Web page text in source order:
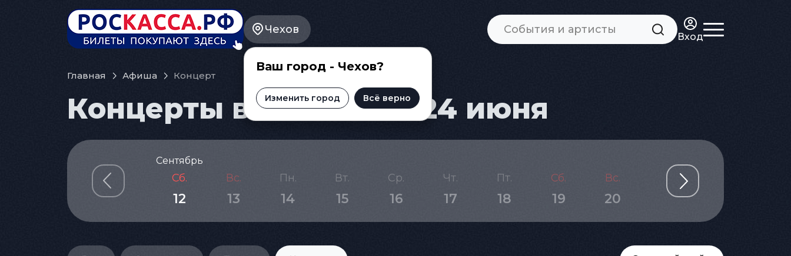
Чехов
Ваш город - Чехов?
Изменить город Всё верно
Вход
Главная Афиша Концерт
Концерты в Чехове на 24 июня
Сентябрь
Сб.
12
Вс.
13
Пн.
14
Вт.
15
Ср.
16
Чт.
17
Пт.
18
Сб.
19
Вс.
20
Пн.
21 22